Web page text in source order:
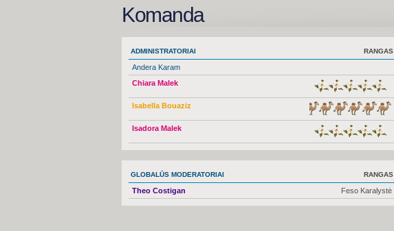
Komanda
RANGAS
ADMINISTRATORIAI
Andera Karam
Chiara Malek
Isabella Bouaziz
Isadora Malek
RANGAS
GLOBALŪS MODERATORIAI
Feso Karalystė
Theo Costigan